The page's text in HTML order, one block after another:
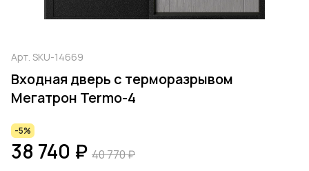
Арт. SKU-14669
Входная дверь с терморазрывом
Мегатрон Termo-4
-5%
38 740 ₽ 40 770 ₽